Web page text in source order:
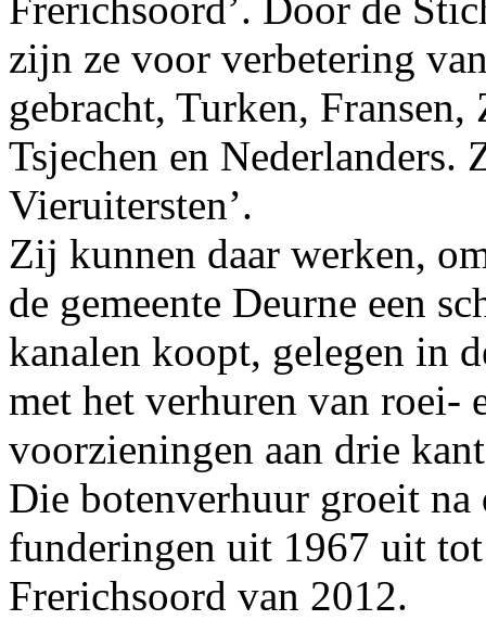
zijn ze voor verbetering
gebracht, Turken,
Tsjechen en Nederlanders.
Vieruitersten’.
Zij kunnen daar werken,
de gemeente Deurne een
kanalen koopt, gelegen in
met het verhuren van roei-
voorzieningen aan drie
Die botenverhuur groeit na
funderingen uit 1967 uit
Frerichsoord van 2012.